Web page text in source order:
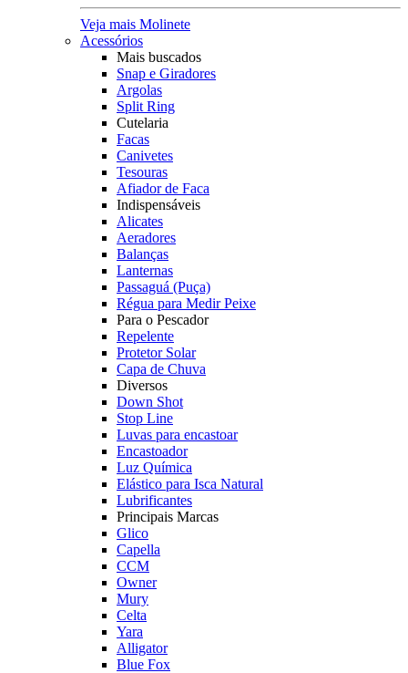
Veja mais Molinete
Acessórios
Mais buscados
Snap e Giradores
Argolas
Split Ring
Cutelaria
Facas
Canivetes
Tesouras
Afiador de Faca
Indispensáveis
Alicates
Aeradores
Balanças
Lanternas
Passaguá (Puça)
Régua para Medir Peixe
Para o Pescador
Repelente
Protetor Solar
Capa de Chuva
Diversos
Down Shot
Stop Line
Luvas para encastoar
Encastoador
Luz Química
Elástico para Isca Natural
Lubrificantes
Principais Marcas
Glico
Capella
CCM
Owner
Mury
Celta
Yara
Alligator
Blue Fox